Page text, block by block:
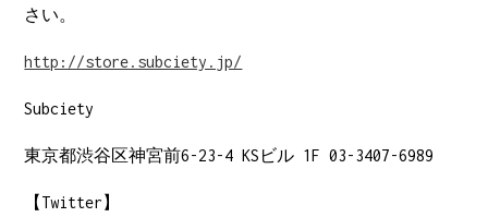
さい。
http://store.subciety.jp/
Subciety
東京都渋谷区神宮前6-23-4 KSビル 1F 03-3407-6989
【Twitter】